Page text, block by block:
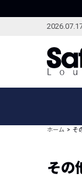
ブランドか
新着アイ
ホーム そ
その